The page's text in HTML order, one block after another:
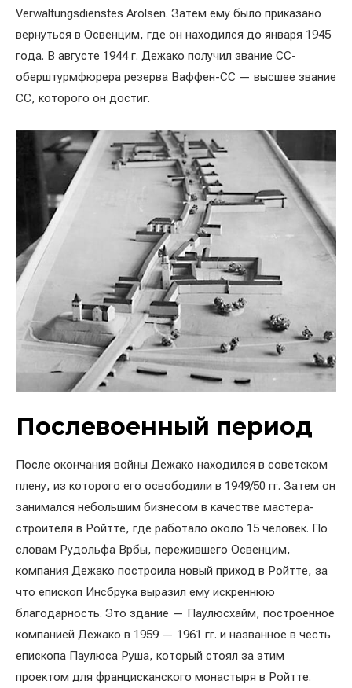
Verwaltungsdienstes Arolsen. Затем ему было приказано
вернуться в Освенцим, где он находился до января 1945
года. В августе 1944 г. Дежако получил звание СС-
оберштурмфюрера резерва Ваффен-СС — высшее звание
СС, которого он достиг.
Послевоенный период
После окончания войны Дежако находился в советском
плену, из которого его освободили в 1949/50 гг. Затем он
занимался небольшим бизнесом в качестве мастера-
строителя в Ройтте, где работало около 15 человек. По
словам Рудольфа Врбы, пережившего Освенцим,
компания Дежако построила новый приход в Ройтте, за
что епископ Инсбрука выразил ему искреннюю
благодарность. Это здание — Паулюсхайм, построенное
компанией Дежако в 1959 — 1961 гг. и названное в честь
епископа Паулюса Руша, который стоял за этим
проектом для францисканского монастыря в Ройтте.